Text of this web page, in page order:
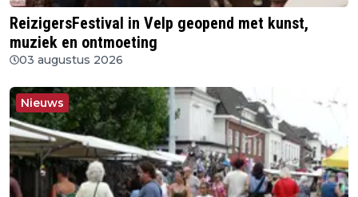
ReizigersFestival in Velp geopend met kunst,
muziek en ontmoeting
03 augustus 2026
Nieuws